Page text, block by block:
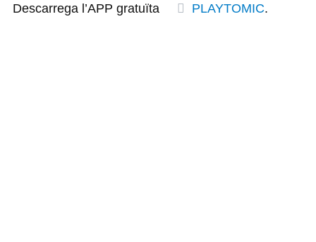
Descarrega l’APP gratuïta PLAYTOMIC.